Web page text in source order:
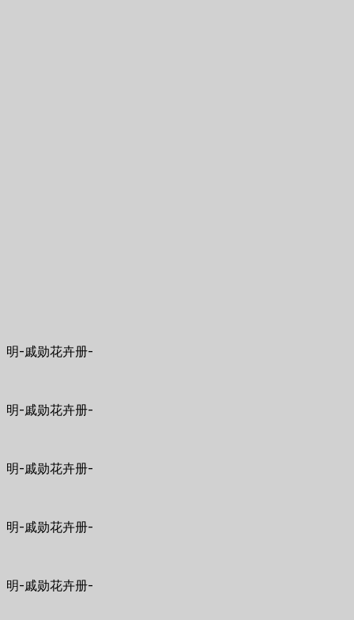
明-戚勋花卉册-
明-戚勋花卉册-
明-戚勋花卉册-
明-戚勋花卉册-
明-戚勋花卉册-